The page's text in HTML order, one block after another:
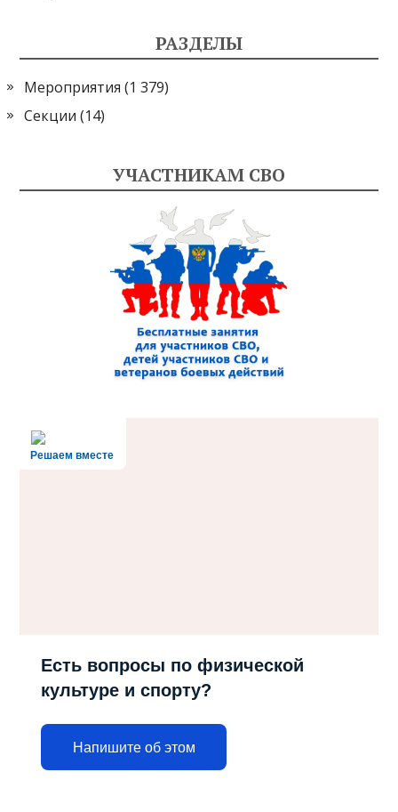
РАЗДЕЛЫ
Мероприятия (1 379)
Секции (14)
УЧАСТНИКАМ СВО
Решаем вместе
Есть вопросы по физической
культуре и спорту?
Напишите об этом